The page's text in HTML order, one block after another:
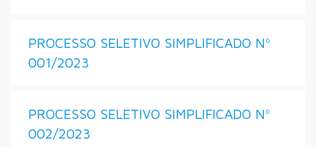
PROCESSO SELETIVO SIMPLIFICADO Nº
001/2023
PROCESSO SELETIVO SIMPLIFICADO Nº
002/2023